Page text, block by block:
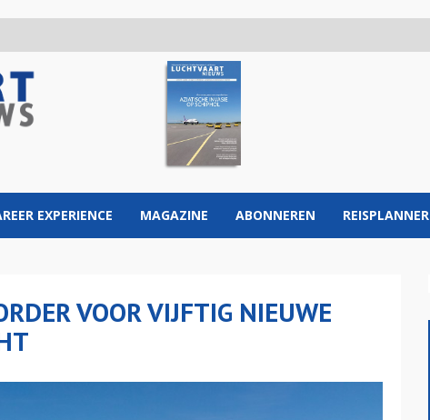
EXPERIENCE MAGAZINE ABONNEREN REISPLANNER
VOOR VIJFTIG NIEUWE